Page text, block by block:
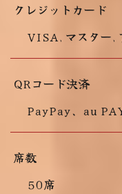
クレジットカード
VISA､マスター
QRコード決済
PayPay、au
席数
50席